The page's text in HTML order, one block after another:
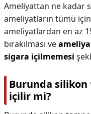
Ameliyattan ne kadar
ameliyatların tümü
ameliyatlardan en az
bırakılması ve
sigara içilmemesi
Burunda
içilir mi?